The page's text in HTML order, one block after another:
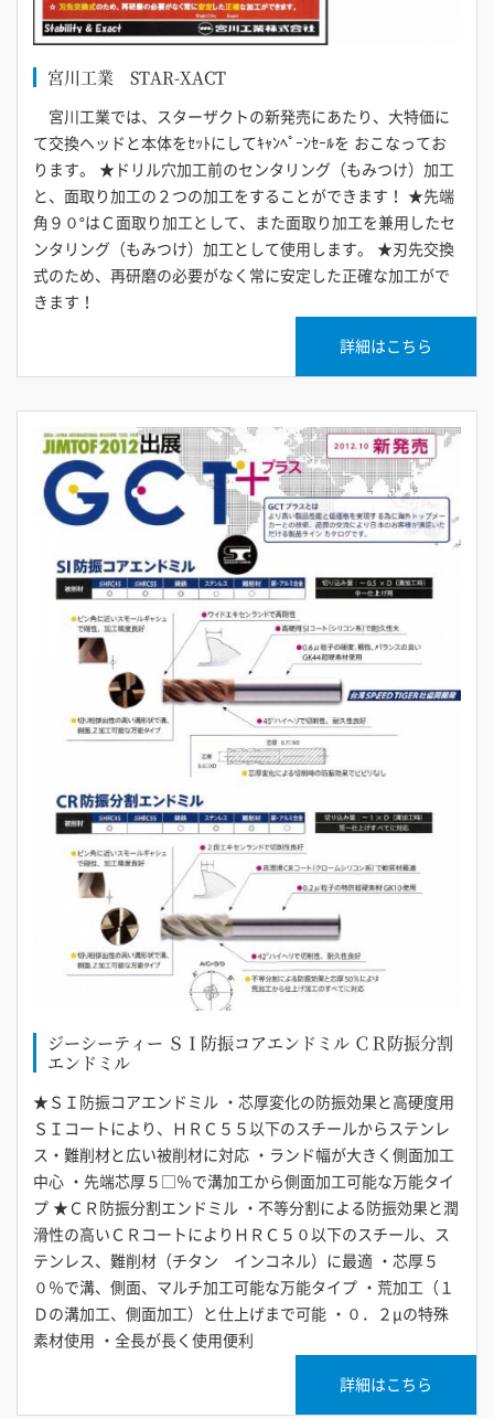
宮川工業 STAR-XACT
宮川工業では、スターザクトの新発売にあたり、大特価に
て交換ヘッドと本体をｾｯﾄにしてｷｬﾝﾍﾟｰﾝｾｰﾙを おこなってお
ります。 ★ドリル穴加工前のセンタリング（もみつけ）加工
と、面取り加工の２つの加工をすることができます！ ★先端
角９０°はＣ面取り加工として、また面取り加工を兼用したセ
ンタリング（もみつけ）加工として使用します。 ★刃先交換
式のため、再研磨の必要がなく常に安定した正確な加工がで
きます！
詳細はこちら
ジーシーティー ＳＩ防振コアエンドミル ＣＲ防振分割
エンドミル
★ＳＩ防振コアエンドミル ・芯厚変化の防振効果と高硬度用
ＳＩコートにより、ＨＲＣ５５以下のスチールからステンレ
ス・難削材と広い被削材に対応 ・ランド幅が大きく側面加工
中心 ・先端芯厚５□％で溝加工から側面加工可能な万能タイ
プ ★ＣＲ防振分割エンドミル ・不等分割による防振効果と潤
滑性の高いＣＲコートによりＨＲＣ５０以下のスチール、ス
テンレス、難削材（チタン インコネル）に最適 ・芯厚５
０％で溝、側面、マルチ加工可能な万能タイプ ・荒加工（１
Ｄの溝加工、側面加工）と仕上げまで可能 ・０．２μの特殊
素材使用 ・全長が長く使用便利
詳細はこちら